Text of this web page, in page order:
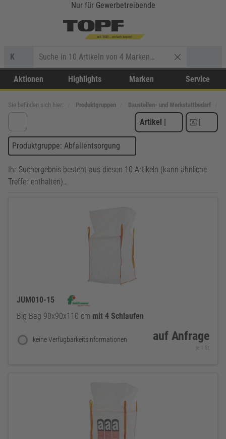
Nur für Gewerbetreibende
K
Aktionen Highlights Marken Service
Sie befinden sich hier: Produktgruppen Baustellen- und Werkstattbedarf
Artikel | |
Produktgruppe: Abfallentsorgung
Ihr Suchergebnis besteht aus diesen 10 Artikeln (kann ähnliche
Treffer enthalten)…
JUM010-15
Big Bag 90x90x110 cm mit 4 Schlaufen
keine Verfügbarkeitsinformationen auf Anfrage
je 1 St